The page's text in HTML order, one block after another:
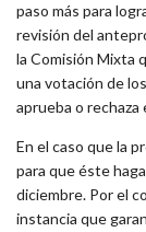
paso más para
revisión del
la Comisión Mixta
una votación de
aprueba o
En el caso que la
para que éste
diciembre. Por el
instancia que